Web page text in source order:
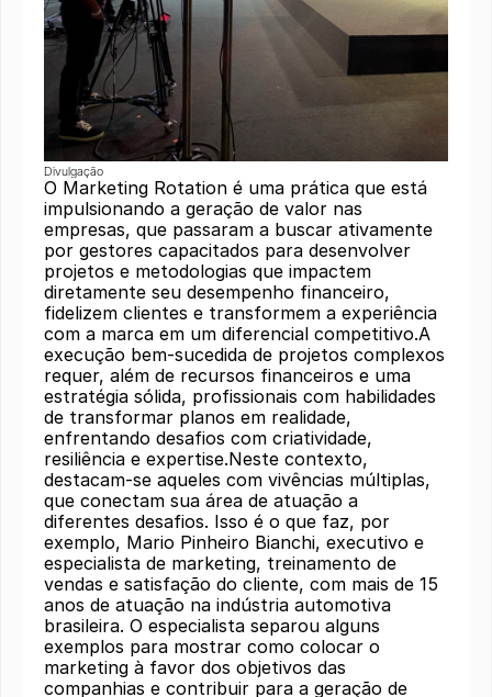
Divulgação
O Marketing Rotation é uma prática que está
impulsionando a geração de valor nas
empresas, que passaram a buscar ativamente
por gestores capacitados para desenvolver
projetos e metodologias que impactem
diretamente seu desempenho financeiro,
fidelizem clientes e transformem a experiência
com a marca em um diferencial competitivo.A
execução bem-sucedida de projetos complexos
requer, além de recursos financeiros e uma
estratégia sólida, profissionais com habilidades
de transformar planos em realidade,
enfrentando desafios com criatividade,
resiliência e expertise.Neste contexto,
destacam-se aqueles com vivências múltiplas,
que conectam sua área de atuação a
diferentes desafios. Isso é o que faz, por
exemplo, Mario Pinheiro Bianchi, executivo e
especialista de marketing, treinamento de
vendas e satisfação do cliente, com mais de 15
anos de atuação na indústria automotiva
brasileira. O especialista separou alguns
exemplos para mostrar como colocar o
marketing à favor dos objetivos das
companhias e contribuir para a geração de